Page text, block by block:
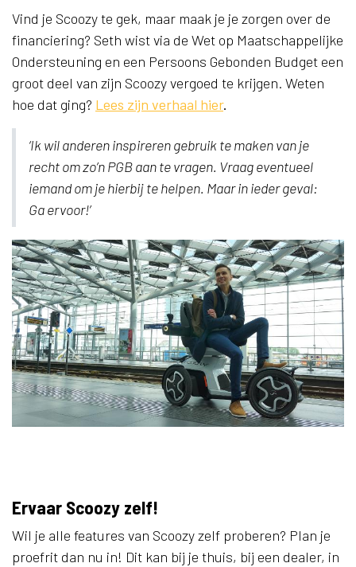
Vind je Scoozy te gek, maar maak je je zorgen over de
financiering? Seth wist via de Wet op Maatschappelijke
Ondersteuning en een Persoons Gebonden Budget een
groot deel van zijn Scoozy vergoed te krijgen. Weten
hoe dat ging? Lees zijn verhaal hier.
‘Ik wil anderen inspireren gebruik te maken van je
recht om zo’n PGB aan te vragen. Vraag eventueel
iemand om je hierbij te helpen. Maar in ieder geval:
Ga ervoor!’
Ervaar Scoozy zelf!
Wil je alle features van Scoozy zelf proberen? Plan je
proefrit dan nu in! Dit kan bij je thuis, bij een dealer, in